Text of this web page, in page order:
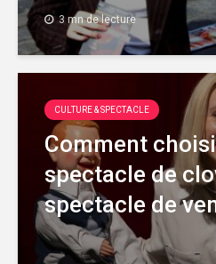
3 mn de lecture
CULTURE & SPECTACLE
Comment
spectacle de
spectacle de